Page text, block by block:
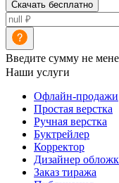
Скачать бесплатно
Введите сумму не
Наши услуги
Офлайн-продажи
Простая верстка
Ручная верстка
Буктрейлер
Корректор
Дизайнер
Заказ тиража